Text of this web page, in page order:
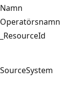
Namn
Operatörsnamn
_ResourceId
SourceSystem